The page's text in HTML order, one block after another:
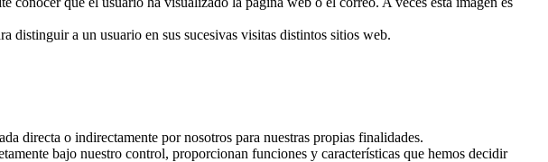
distinguir a un usuario en sus sucesivas visitas distintos sitios web.
directa o indirectamente por nosotros para nuestras propias finalidades.
bajo nuestro control, proporcionan funciones y características que hemos decidir